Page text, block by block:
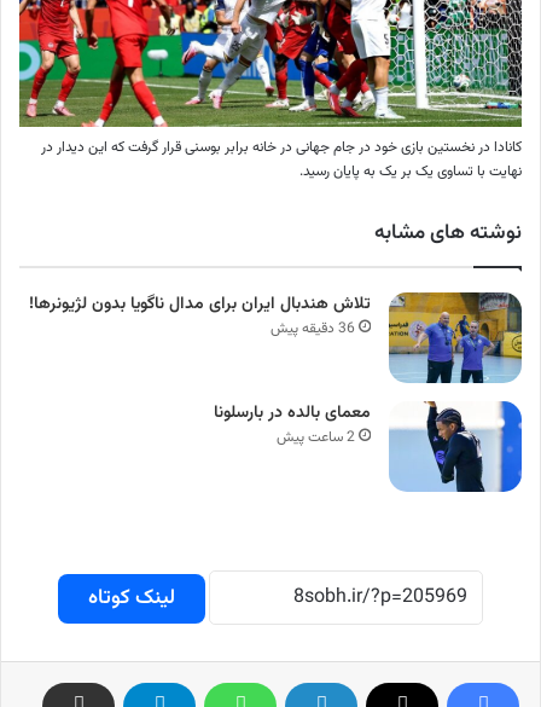
کانادا در نخستین بازی خود در جام جهانی در خانه برابر بوسنی قرار گرفت که این دیدار در
نهایت با تساوی یک بر یک به پایان رسید.
نوشته های مشابه
تلاش هندبال ایران برای مدال ناگویا بدون لژیونرها!
36 دقیقه پیش
معمای بالده در بارسلونا
2 ساعت پیش
لینک کوتاه